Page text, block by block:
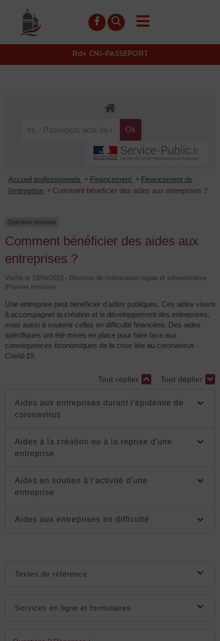
principal
Rdv CNI-PASSEPORT
Accueil professionnels > Financement > Financement de
l'entreprise
> Comment bénéficier des aides aux entreprises ?
Question-réponse
Comment bénéficier des aides aux
entreprises ?
Vérifié le 19/04/2022 - Direction de l'information légale et administrative
(Premier ministre)
Une entreprise peut bénéficier d'aides publiques. Ces aides visent
à accompagner la création et le développement des entreprises,
mais aussi à soutenir celles en difficulté financière. Des aides
spécifiques ont été mises en place pour faire face aux
conséquences économiques de la crise liée au coronavirus -
Covid-19.
Tout replier Tout déplier
Aides aux entreprises durant l'épidémie de
coronavirus
Aides à la création ou à la reprise d'une
entreprise
Aides en soutien à l'activité d'une
entreprise
Aides aux entreprises en difficulté
Textes de référence
Services en ligne et formulaires